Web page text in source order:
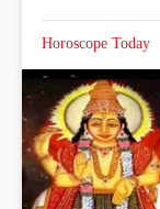
Horoscope Today